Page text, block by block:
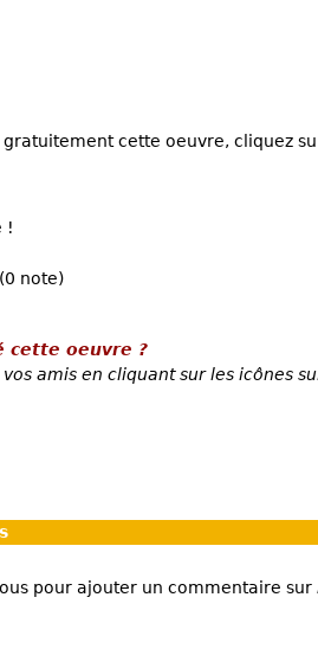
gratuitement cette oeuvre, cliquez
!
note)
cette oeuvre ?
amis en cliquant sur les icônes
pour ajouter un commentaire sur